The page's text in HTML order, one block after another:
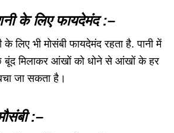
के लिए फायदेमंद :–
के लिए भी मोसंबी फायदेमंद रहता है. पानी में
मिलाकर आंखों को धोने से आंखों के हर
जा सकता है।
:–